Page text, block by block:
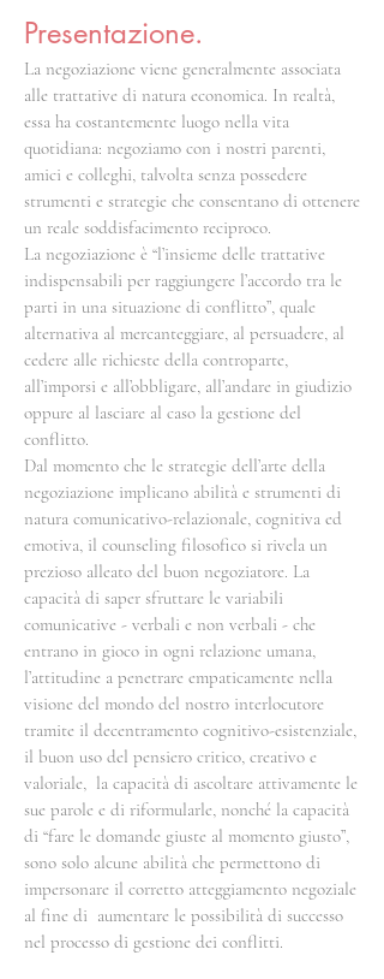
Presentazione.
La negoziazione viene generalmente associata
alle trattative di natura economica. In realtà,
essa ha costantemente luogo nella vita
quotidiana: negoziamo con i nostri parenti,
amici e colleghi, talvolta senza possedere
strumenti e strategie che consentano di ottenere
un reale soddisfacimento reciproco.
La negoziazione è “l’insieme delle trattative
indispensabili per raggiungere l’accordo tra le
parti in una situazione di conflitto”, quale
alternativa al mercanteggiare, al persuadere, al
cedere alle richieste della controparte,
all’imporsi e all’obbligare, all’andare in giudizio
oppure al lasciare al caso la gestione del
conflitto.
Dal momento che le strategie dell’arte della
negoziazione implicano abilità e strumenti di
natura comunicativo-relazionale, cognitiva ed
emotiva, il counseling filosofico si rivela un
prezioso alleato del buon negoziatore. La
capacità di saper sfruttare le variabili
comunicative - verbali e non verbali - che
entrano in gioco in ogni relazione umana,
l’attitudine a penetrare empaticamente nella
visione del mondo del nostro interlocutore
tramite il decentramento cognitivo-esistenziale,
il buon uso del pensiero critico, creativo e
valoriale, la capacità di ascoltare attivamente le
sue parole e di riformularle, nonché la capacità
di “fare le domande giuste al momento giusto”,
sono solo alcune abilità che permettono di
impersonare il corretto atteggiamento negoziale
al fine di aumentare le possibilità di successo
nel processo di gestione dei conflitti.